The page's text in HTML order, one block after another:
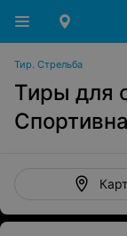
Тир. Стрельба
Тиры для